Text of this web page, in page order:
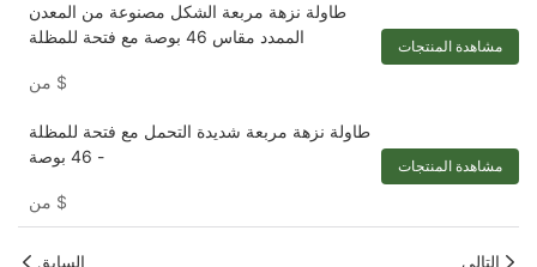
طاولة نزهة مربعة الشكل مصنوعة من المعدن
الممدد مقاس 46 بوصة مع فتحة للمظلة
$
مشاهدة المنتجات
طاولة نزهة مربعة شديدة التحمل مع فتحة للمظلة
- 46 بوصة
$
مشاهدة المنتجات
السابق التالي